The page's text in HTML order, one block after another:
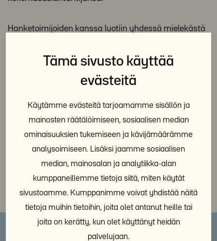
Tämä sivusto käyttää
evästeitä
Käytämme evästeitä tarjoamamme sisällön ja
mainosten räätälöimiseen, sosiaalisen median
ominaisuuksien tukemiseen ja kävijämäärämme
analysoimiseen. Lisäksi jaamme sosiaalisen
median, mainosalan ja analytiikka-alan
kumppaneillemme tietoja siitä, miten käytät
sivustoamme. Kumppanimme voivat yhdistää näitä
tietoja muihin tietoihin, joita olet antanut heille tai
joita on kerätty, kun olet käyttänyt heidän
palvelujaan.
Hanketoimijoiden kanssa luotiin yhdessä mielekästä
ratkaisuja asukkaiden toimintaan osallistumista
Jaa sosiaalisessa mediassa: